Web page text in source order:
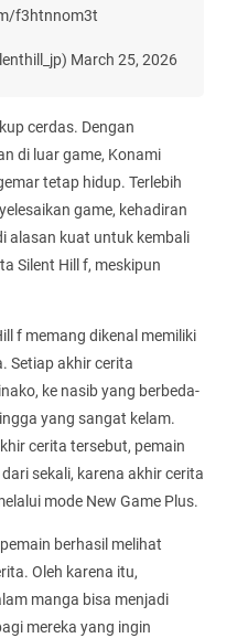
f3htnnom3t
March 25, 2026
cerdas. Dengan
di luar game, Konami
tetap hidup. Terlebih
game, kehadiran
alasan kuat untuk kembali
Silent Hill f, meskipun
f memang dikenal memiliki
Setiap akhir cerita
ke nasib yang berbeda-
yang sangat kelam.
cerita tersebut, pemain
sekali, karena akhir cerita
mode New Game Plus.
berhasil melihat
Oleh karena itu,
manga bisa menjadi
mereka yang ingin